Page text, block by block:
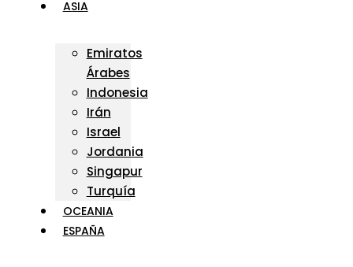
ASIA
Emiratos
Árabes
Indonesia
Irán
Israel
Jordania
Singapur
Turquía
OCEANIA
ESPAÑA